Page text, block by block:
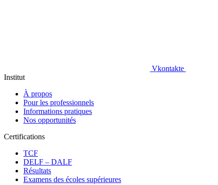
Vkontakte
Institut
À propos
Pour les professionnels
Informations pratiques
Nos opportunités
Certifications
TCF
DELF – DALF
Résultats
Examens des écoles supérieures